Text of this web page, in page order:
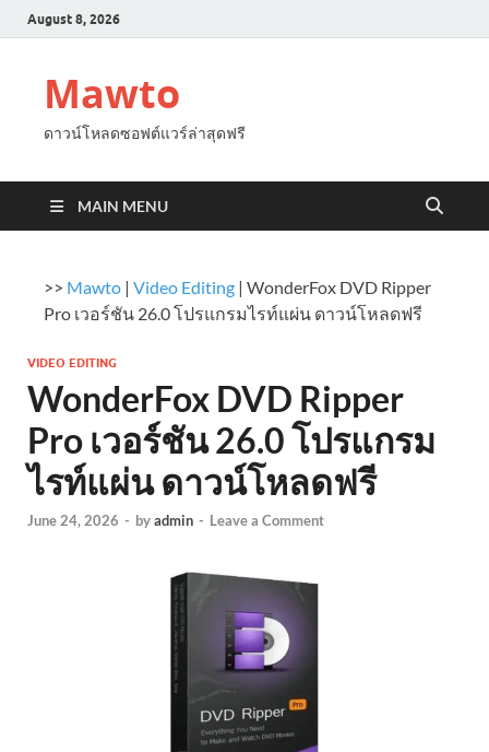
August 8, 2026
Mawto
ดาวน์โหลดซอฟต์แวร์ล่าสุดฟรี
MAIN MENU
>> Mawto | Video Editing | WonderFox DVD Ripper
Pro เวอร์ชัน 26.0 โปรแกรมไรท์แผ่น ดาวน์โหลดฟรี
VIDEO EDITING
WonderFox DVD Ripper
Pro เวอร์ชัน 26.0 โปรแกรม
ไรท์แผ่น ดาวน์โหลดฟรี
June 24, 2026 - byadmin - Leave a Comment